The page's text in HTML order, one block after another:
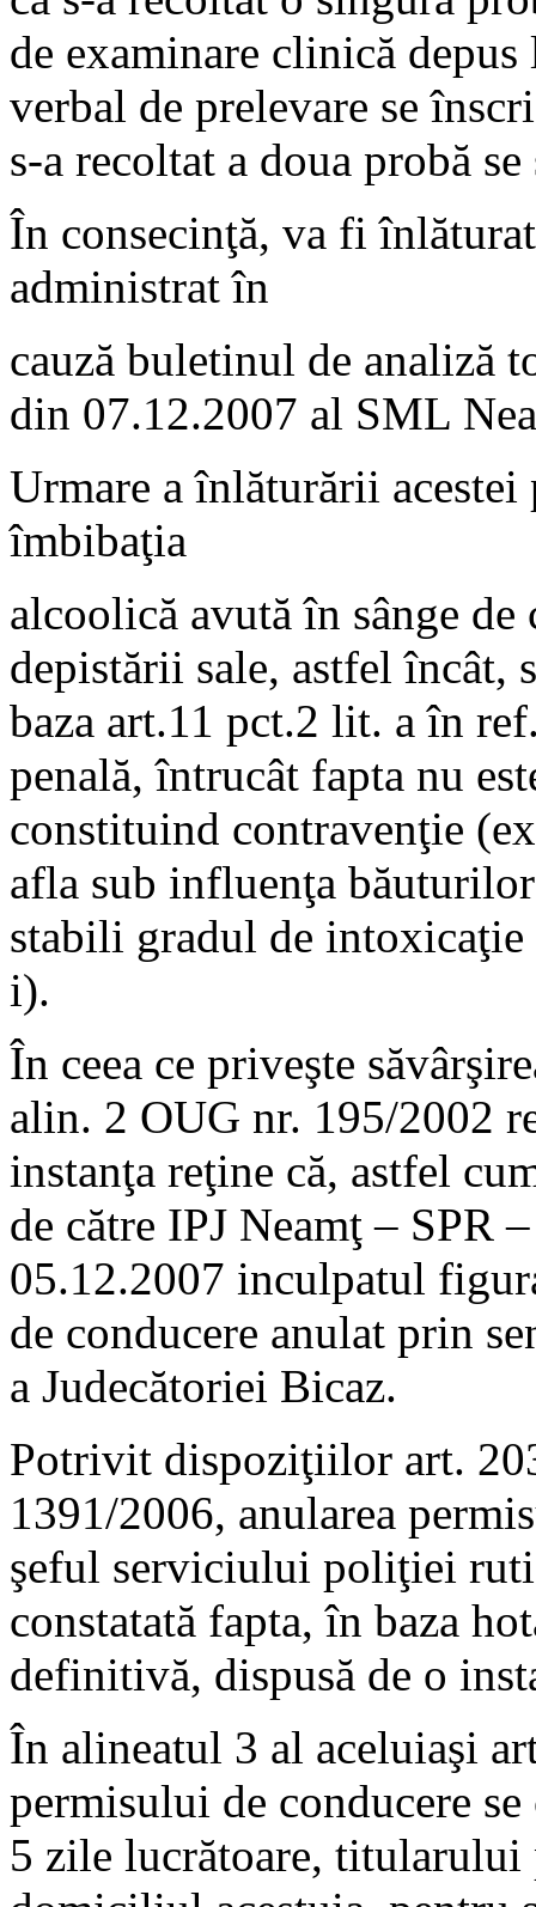
de examinare clinică
verbal de prelevare se
s-a recoltat a doua probă se
În consecinţă, va fi
administrat în
cauză buletinul de analiză
din 07.12.2007 al SML
Urmare a înlăturării
îmbibaţia
alcoolică avută în sânge
depistării sale, astfel încât,
baza art.11 pct.2 lit. a în
penală, întrucât fapta nu
constituind contravenţie
afla sub influenţa
stabili gradul de
i).
În ceea ce priveşte
alin. 2 OUG nr. 195/2002
instanţa reţine că, astfel
de către IPJ Neamţ – SPR
05.12.2007 inculpatul
de conducere anulat prin
a Judecătoriei Bicaz.
Potrivit dispoziţiilor art.
1391/2006, anularea
şeful serviciului poliţiei
constatată fapta, în baza
definitivă, dispusă de o
În alineatul 3 al aceluiaşi
permisului de conducere
5 zile lucrătoare, titularului